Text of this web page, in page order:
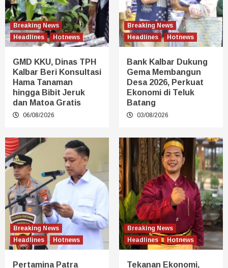
Breaking News
Headlines
Hotnews
GMD KKU, Dinas TPH
Kalbar Beri Konsultasi
Hama Tanaman
hingga Bibit Jeruk
dan Matoa Gratis
06/08/2026
Breaking News
Headlines
Hotnews
Bank Kalbar Dukung
Gema Membangun
Desa 2026, Perkuat
Ekonomi di Teluk
Batang
03/08/2026
Breaking News
Headlines
Hotnews
Pertamina Patra
Breaking News
Headlines
Hotnews
Tekanan Ekonomi,